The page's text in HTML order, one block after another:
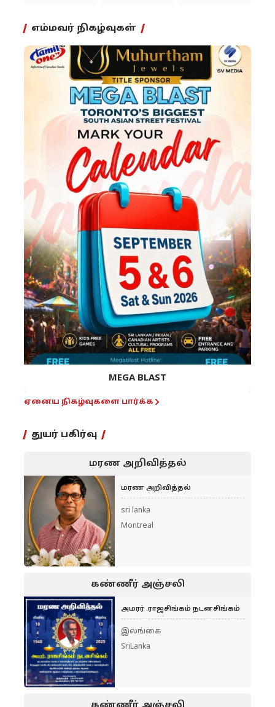
எம்மவர் நிகழ்வுகள்
MEGA BLAST
ஏனைய நிகழ்வுகளை பார்க்க
துயர் பகிர்வு
மரண அறிவித்தல்
மரண அறிவித்தல்
sri lanka
Montreal
கண்ணீர் அஞ்சலி
அமரர் .ராஜசிங்கம் நடனசிங்கம்
இலங்கை
SriLanka